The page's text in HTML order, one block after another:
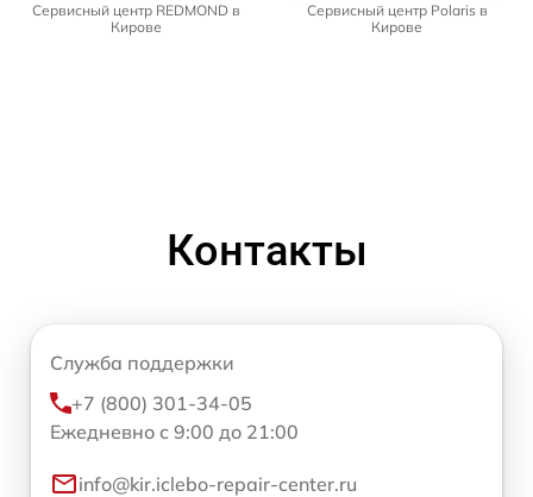
Сервисный центр REDMOND в
Кирове
Сервисный центр Polaris в
Кирове
Контакты
Служба поддержки
+7 (800) 301-34-05
Ежедневно с 9:00 до 21:00
info@kir.iclebo-repair-center.ru